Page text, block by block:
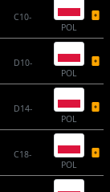
C10-
POL
D10-
POL
D14-
POL
C18-
POL